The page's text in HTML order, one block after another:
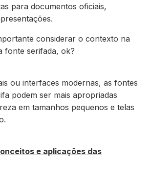
para documentos oficiais,
considerar o contexto na
fonte serifada, ok?
ou interfaces modernas, as fontes
podem ser mais apropriadas
em tamanhos pequenos e telas
e aplicações das